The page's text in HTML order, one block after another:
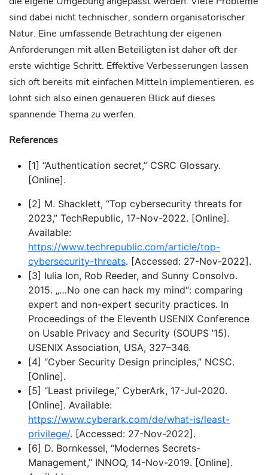
sind dabei nicht technischer, sondern organisatorischer
Natur. Eine umfassende Betrachtung der eigenen
Anforderungen mit allen Beteiligten ist daher oft der
erste wichtige Schritt. Effektive Verbesserungen lassen
sich oft bereits mit einfachen Mitteln implementieren, es
lohnt sich also einen genaueren Blick auf dieses
spannende Thema zu werfen.
References
[1] “Authentication secret,” CSRC Glossary.
[Online].
[2] M. Shacklett, “Top cybersecurity threats for
2023,” TechRepublic, 17-Nov-2022. [Online].
Available:
https://www.techrepublic.com/article/top-
cybersecurity-threats. [Accessed: 27-Nov-2022].
[3] Iulia Ion, Rob Reeder, and Sunny Consolvo.
2015. „…​No one can hack my mind“: comparing
expert and non-expert security practices. In
Proceedings of the Eleventh USENIX Conference
on Usable Privacy and Security (SOUPS ’15).
USENIX Association, USA, 327–346.
[4] “Cyber Security Design principles,” NCSC.
[Online].
[5] “Least privilege,” CyberArk, 17-Jul-2020.
[Online]. Available:
https://www.cyberark.com/de/what-is/least-
privilege/. [Accessed: 27-Nov-2022].
[6] D. Bornkessel, “Modernes Secrets-
Management,” INNOQ, 14-Nov-2019. [Online].